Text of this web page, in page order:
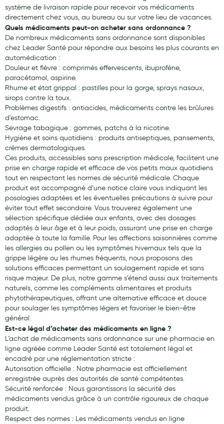
système de livraison rapide pour recevoir vos médicaments
directement chez vous, au bureau ou sur votre lieu de vacances.
Quels médicaments peut-on acheter sans ordonnance ?
De nombreux médicaments sans ordonnance sont disponibles
chez Leader Santé pour répondre aux besoins les plus courants en
automédication :
Douleur et fièvre : comprimés effervescents, ibuprofène,
paracétamol, aspirine.
Rhume et état grippal : pastilles pour la gorge, sprays nasaux,
sirops contre la toux.
Problèmes digestifs : antiacides, médicaments contre les brûlures
d'estomac.
Sevrage tabagique : gommes, patchs à la nicotine.
Hygiène et soins quotidiens : produits antiseptiques, pansements,
crèmes dermatologiques.
Ces produits, accessibles sans prescription médicale, facilitent une
prise en charge rapide et efficace de vos petits maux quotidiens
tout en respectant les normes de sécurité médicale. Chaque
produit est accompagné d’une notice claire vous indiquant les
posologies adaptées et les éventuelles précautions à suivre pour
éviter tout effet secondaire. Vous trouverez également une
sélection spécifique dédiée aux enfants, avec des dosages
adaptés à leur âge et à leur poids, assurant une prise en charge
adaptée à toute la famille. Pour les affections saisonnières comme
les allergies au pollen ou les symptômes hivernaux tels que la
grippe légère ou les rhumes fréquents, nous proposons des
solutions efficaces permettant un soulagement rapide et sans
risque majeur. De plus, notre gamme s’étend aussi aux traitements
naturels, comme les compléments alimentaires et produits
phytothérapeutiques, offrant une alternative efficace et douce
pour soulager les symptômes légers et favoriser le bien-être
général.
Est-ce légal d’acheter des médicaments en ligne ?
L’achat de médicaments sans ordonnance sur une pharmacie en
ligne agréée comme Leader Santé est totalement légal et
encadré par une réglementation stricte :
Autorisation officielle : Notre pharmacie est officiellement
enregistrée auprès des autorités de santé compétentes.
Sécurité renforcée : Nous garantissons la sécurité des
médicaments vendus grâce à un contrôle rigoureux de chaque
produit.
Respect des normes : Les médicaments vendus en ligne